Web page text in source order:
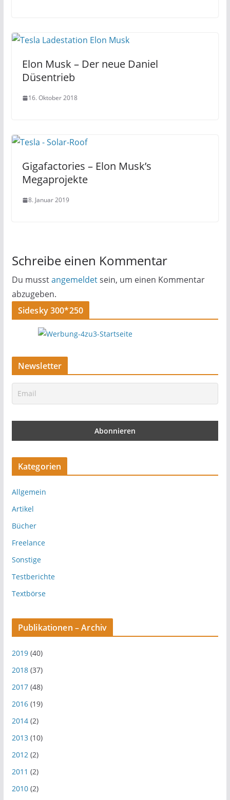
Elon Musk – Der neue Daniel
Düsentrieb
16. Oktober 2018
Gigafactories – Elon Musk’s
Megaprojekte
8. Januar 2019
Schreibe einen Kommentar
Du musstangemeldetsein, um einen Kommentar
abzugeben.
Sidesky 300*250
Newsletter
Kategorien
Allgemein
Artikel
Bücher
Freelance
Sonstige
Testberichte
Textbörse
Publikationen – Archiv
2019(40)
2018(37)
2017(48)
2016(19)
2014(2)
2013(10)
2012(2)
2011 (2)
2010(2)